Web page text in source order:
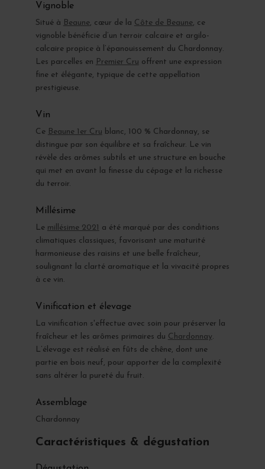
Vignoble
Situé à Beaune, cœur de la Côte de Beaune, ce
vignoble bénéficie d’un terroir calcaire et argilo-
calcaire propice à l’épanouissement du Chardonnay.
Les parcelles en Premier Cru offrent une expression
fine et élégante, typique de cette appellation
prestigieuse.
Vin
Ce Beaune 1er Cru blanc, 100 % Chardonnay, se
distingue par son équilibre et sa fraîcheur. Le vin
révèle des arômes subtils et une structure en bouche
qui met en avant la finesse du cépage et la richesse
du terroir.
Millésime
Le millésime 2021 a été marqué par des conditions
climatiques classiques, favorisant une maturité
harmonieuse des raisins et une belle fraîcheur,
soulignant la clarté aromatique et la vivacité propres
à ce vin.
Vinification et élevage
La vinification s'effectue avec soin pour préserver la
fraîcheur et les arômes primaires du Chardonnay.
L’élevage est réalisé en fûts de chêne, dont une
partie en bois neuf, pour apporter de la complexité
sans altérer la pureté du fruit.
Assemblage
Chardonnay
Caractéristiques & dégustation